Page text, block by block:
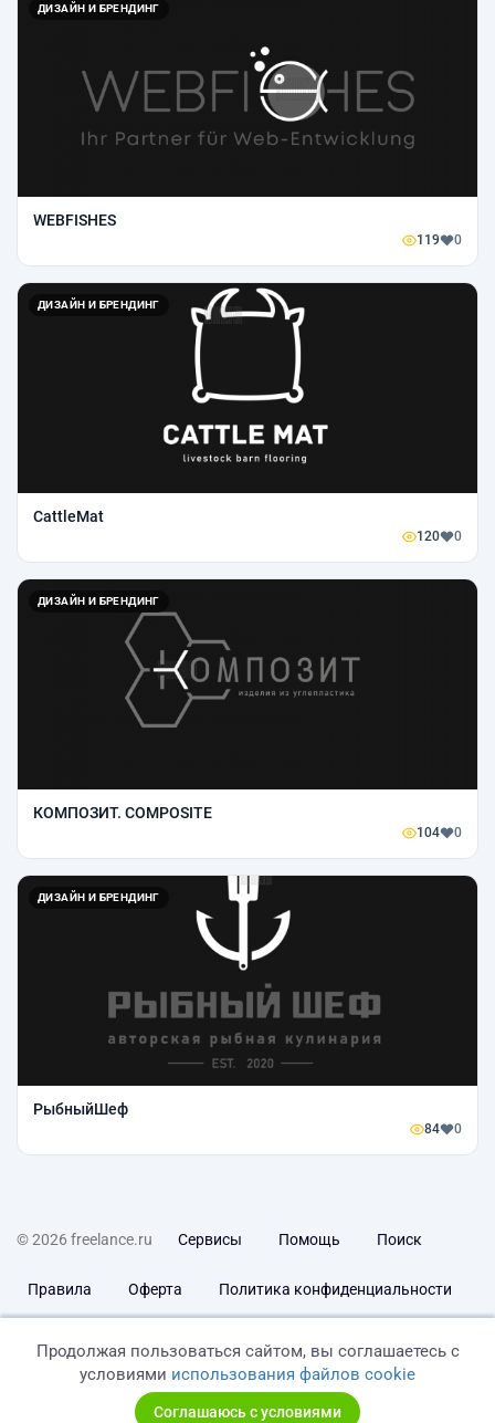
ДИЗАЙН И БРЕНДИНГ
WEBFISHES
119 0
ДИЗАЙН И БРЕНДИНГ
CattleMat
120 0
ДИЗАЙН И БРЕНДИНГ
КОМПОЗИТ. COMPOSITE
104 0
ДИЗАЙН И БРЕНДИНГ
РыбныйШеф
84 0
© 2026 freelance.ru Сервисы Помощь Поиск
Правила Оферта Политика конфиденциальности
Продолжая пользоваться сайтом, вы соглашаетесь с
условиями использования файлов cookie
Соглашаюсь с условиями